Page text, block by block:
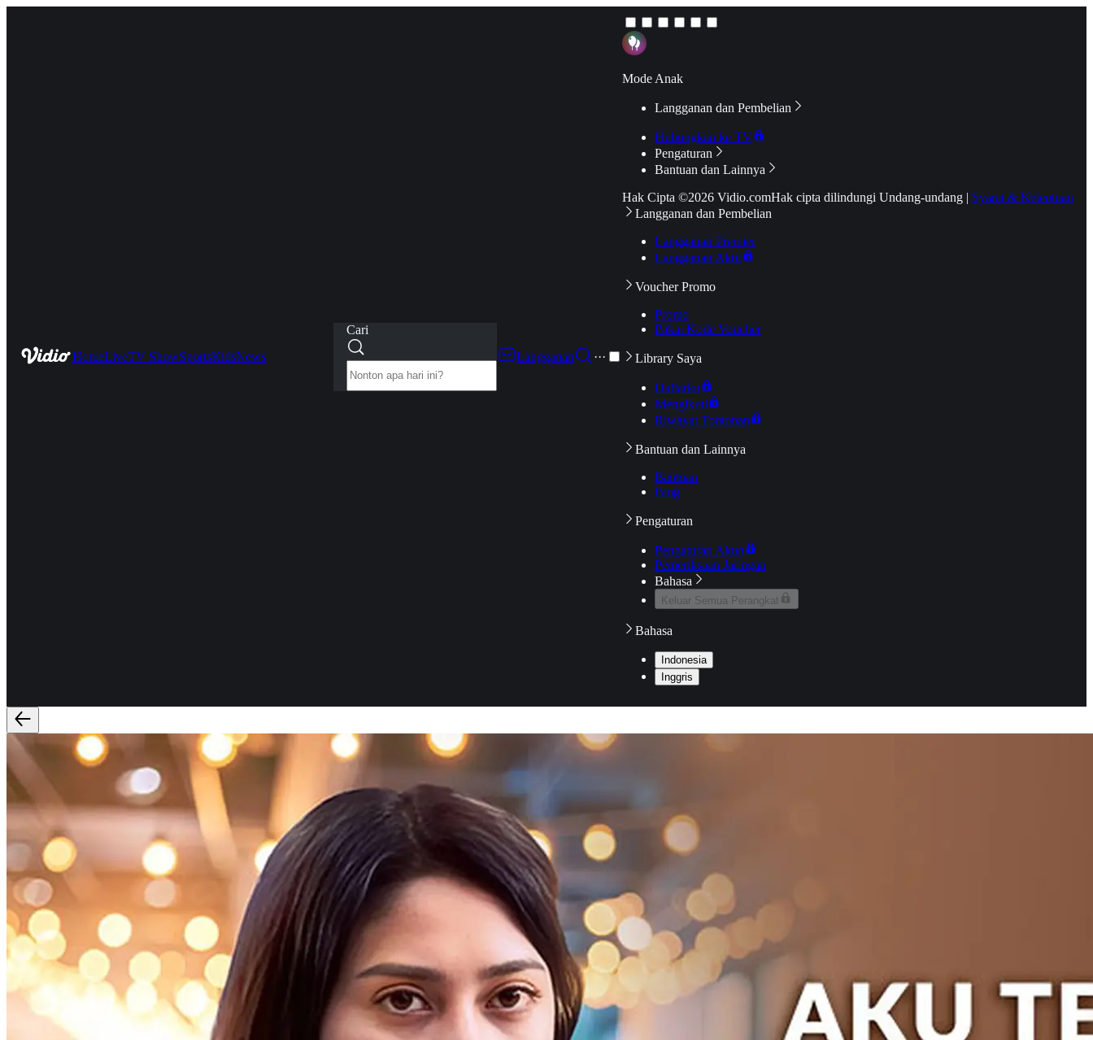
HomeLiveTV ShowSportsKidsNews
Cari
Langganan
···
Mode Anak
Langganan dan Pembelian
Hubungkan ke TV
Pengaturan
Bantuan dan Lainnya
Hak Cipta ©2026 Vidio.comHak cipta dilindungi Undang-undang | Syarat & Ketentuan
Langganan dan Pembelian
Langganan Premier
Langganan Aktif
Voucher Promo
Promo
Pakai Kode Voucher
Library Saya
Daftarku
Mengikuti
Riwayat Tontonan
Bantuan dan Lainnya
Bantuan
Blog
Pengaturan
Pengaturan Akun
Pemeriksaan Jaringan
Bahasa
Keluar Semua Perangkat
Bahasa
Indonesia
Inggris